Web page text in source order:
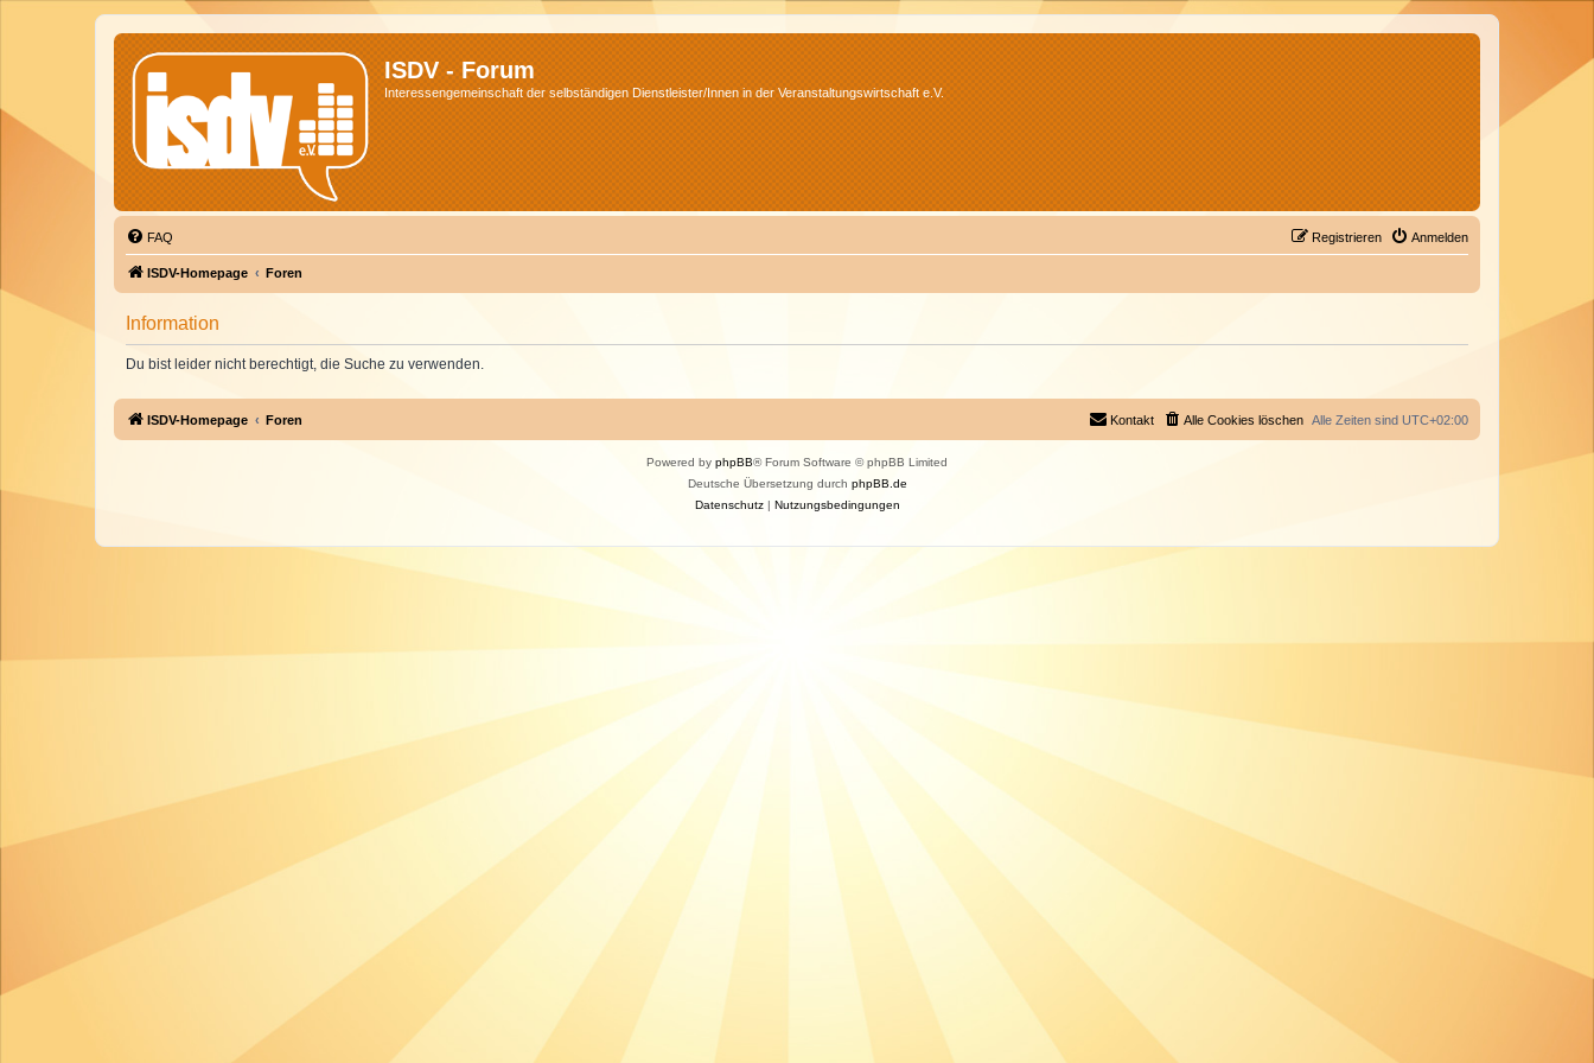
ISDV - Forum
Interessengemeinschaft der selbständigen Dienstleister/Innen in der Veranstaltungswirtschaft e.V.
FAQ Anmelden
Registrieren
ISDV-Homepage Foren
Information
Du bist leider nicht berechtigt, die Suche zu verwenden.
ISDV-Homepage Foren Alle Zeiten sind UTC+02:00
Alle Cookies löschen
Kontakt
Powered by phpBB® Forum Software © phpBB Limited
Deutsche Übersetzung durch phpBB.de
Datenschutz| Nutzungsbedingungen